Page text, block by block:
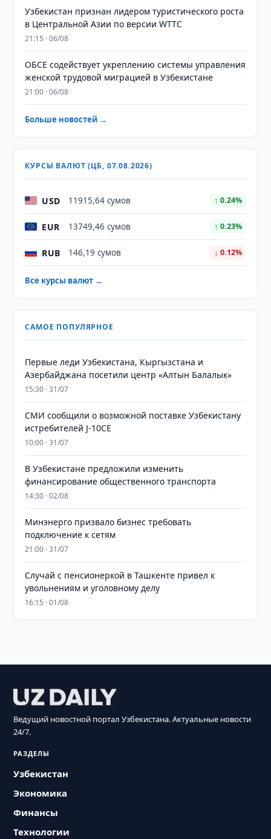
Узбекистан признан лидером туристического роста
в Центральной Азии по версии WTTC
21:15 · 06/08
ОБСЕ содействует укреплению системы управления
женской трудовой миграцией в Узбекистане
21:00 · 06/08
Больше новостей →
КУРСЫ ВАЛЮТ (ЦБ, 07.08.2026)
USD 11915,64 сумов ↑ 0.24%
EUR 13749,46 сумов ↑ 0.23%
RUB 146,19 сумов ↓ 0.12%
Все курсы валют →
САМОЕ ПОПУЛЯРНОЕ
Первые леди Узбекистана, Кыргызстана и
Азербайджана посетили центр «Алтын Балалык»
15:30 · 31/07
СМИ сообщили о возможной поставке Узбекистану
истребителей J-10CE
10:00 · 31/07
В Узбекистане предложили изменить
финансирование общественного транспорта
14:30 · 02/08
Минэнерго призвало бизнес требовать
подключение к сетям
21:00 · 31/07
Случай с пенсионеркой в Ташкенте привел к
увольнениям и уголовному делу
16:15 · 01/08
Ведущий новостной портал Узбекистана. Актуальные новости
24/7.
РАЗДЕЛЫ
Узбекистан
Экономика
Финансы
Технологии